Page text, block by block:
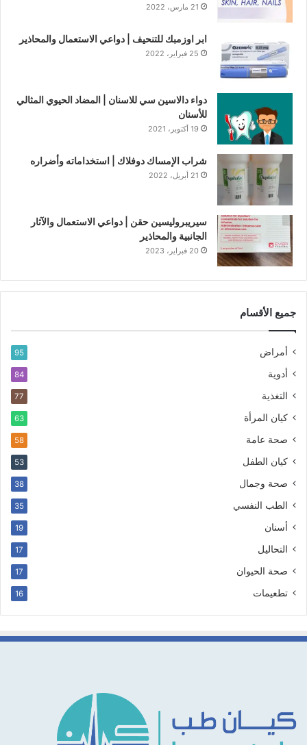
21 مارس، 2022
ابر اوزمبك للتنحيف | دواعي الاستعمال والمحاذير
25 فبراير، 2022
دواء دالاسين سي للاسنان | المضاد الحيوي المثالي
للأسنان
19 أكتوبر، 2021
شراب الإمساك دوفلاك | استخداماته وأضراره
21 أبريل، 2022
سيريبروليسين حقن | دواعي الاستعمال والآثار
الجانبية والمحاذير
20 فبراير، 2023
جميع الأقسام
أمراض 95
أدوية 84
التغذية 77
كيان المرأة 63
صحة عامة 58
كيان الطفل 53
صحة وجمال 38
الطب النفسي 35
أسنان 19
التحاليل 17
صحة الحيوان 17
تطعيمات 16